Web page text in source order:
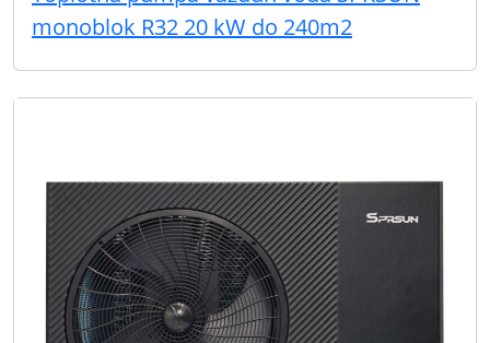
monoblok R32 20 kW do 240m2